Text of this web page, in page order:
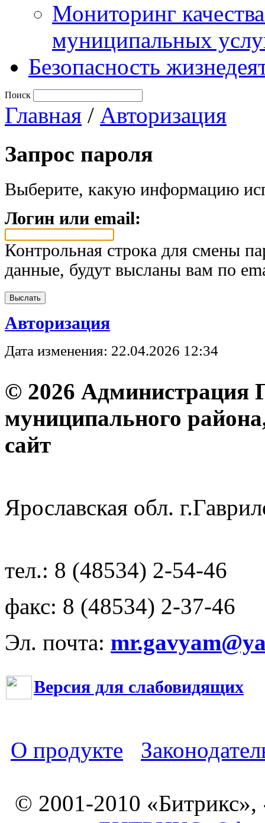
Мониторинг
муниципальных
Безопасность
Поиск
Главная / Авторизация
Запрос пароля
Выберите, какую информацию
Логин или email:
Контрольная строка для смены
данные, будут высланы вам по
Авторизация
Дата изменения: 22.04.2026 12:34
© 2026 Администрация
муниципального
Ярославская обл.
тел.: 8 (48534) 2-54-46
факс: 8 (48534) 2-37-46
Эл. почта:
Версия для слабовидящих
О продукте
© 2001-2010 «Битрикс»,